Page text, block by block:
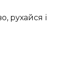
рухайся і